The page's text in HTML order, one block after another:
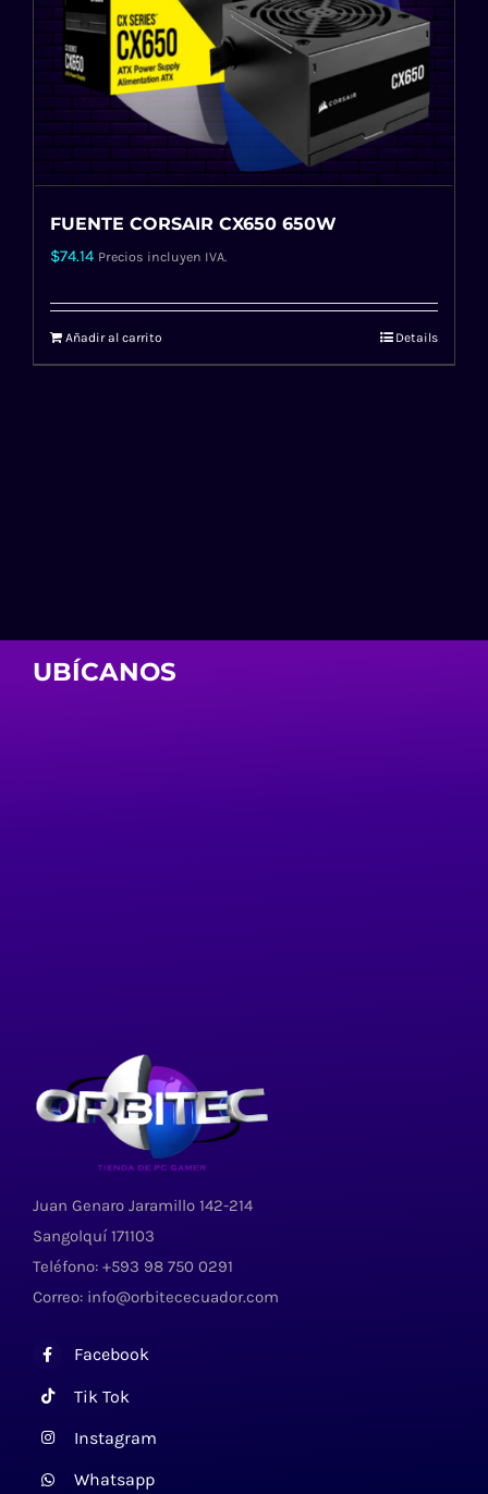
FUENTE CORSAIR CX650 650W
$74.14 Precios incluyen IVA.
Añadir al carrito Details
UBÍCANOS
Juan Genaro Jaramillo 142-214
Sangolquí 171103
Teléfono: +593 98 750 0291
Correo: info@orbitececuador.com
Facebook
Tik Tok
Instagram
Whatsapp